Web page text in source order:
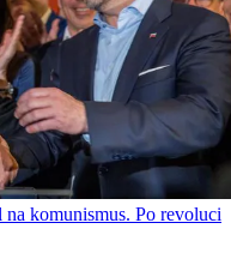
komunismus. Po revoluci